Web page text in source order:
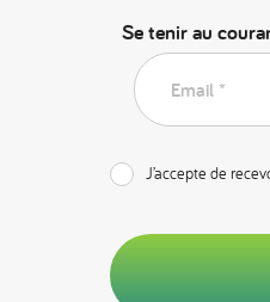
Se tenir au
Email *
J’accepte de